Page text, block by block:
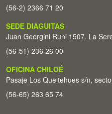
(56-2) 2366 71 20
SEDE DIAGUITAS
Juan Georgini Runi 1507, La
(56-51) 236 26 00
OFICINA CHILOÉ
Pasaje Los Queltehues s/n,
(56-65) 263 65 74